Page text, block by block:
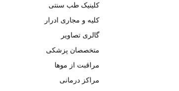
کلینیک طب سنتی
کلیه و مجاری ادرار
گالری تصاویر
متخصصان پزشکی
مراقبت از موها
مراکز درمانی